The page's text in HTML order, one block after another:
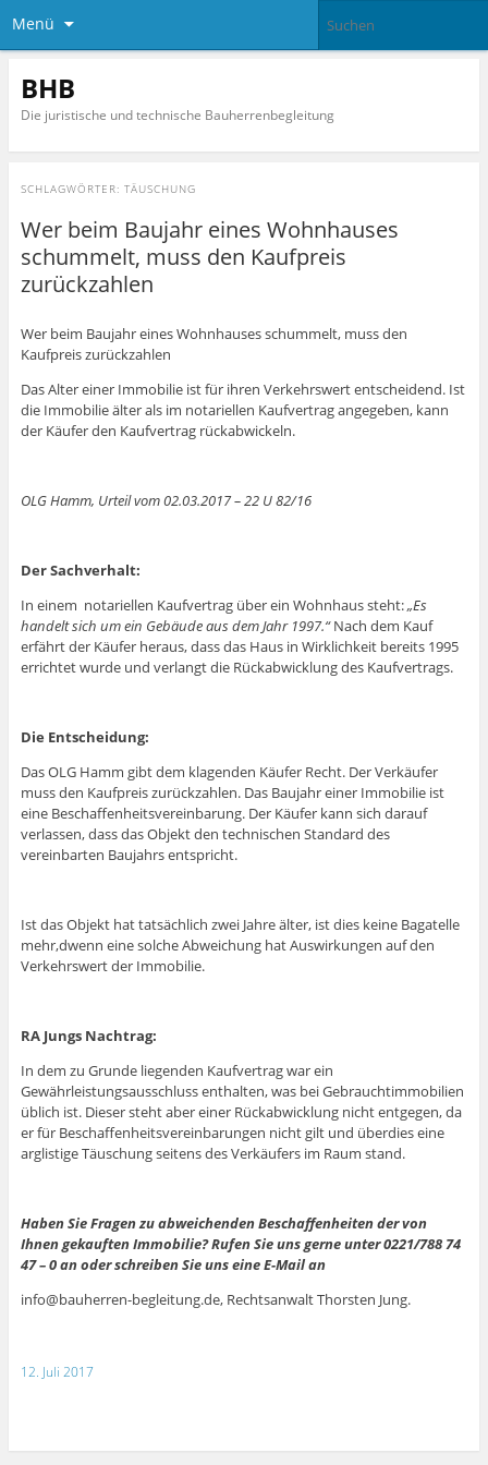
Menü
BHB
Die juristische und technische Bauherrenbegleitung
SCHLAGWÖRTER: TÄUSCHUNG
Wer beim Baujahr eines Wohnhauses
schummelt, muss den Kaufpreis
zurückzahlen
Wer beim Baujahr eines Wohnhauses schummelt, muss den
Kaufpreis zurückzahlen
Das Alter einer Immobilie ist für ihren Verkehrswert entscheidend. Ist
die Immobilie älter als im notariellen Kaufvertrag angegeben, kann
der Käufer den Kaufvertrag rückabwickeln.
OLGHamm, Urteil vom 02.03.2017 – 22 U 82/16
Der Sachverhalt:
In einem notariellen Kaufvertrag über ein Wohnhaus steht:„Es
handelt sich um ein Gebäude aus dem Jahr 1997.“Nach dem Kauf
erfährt der Käufer heraus, dass das Haus in Wirklichkeit bereits 1995
errichtet wurde und verlangt die Rückabwicklung des Kaufvertrags.
Die Entscheidung:
Das OLG Hamm gibt dem klagenden Käufer Recht. Der Verkäufer
muss den Kaufpreis zurückzahlen. Das Baujahr einer Immobilie ist
eine Beschaffenheitsvereinbarung. Der Käufer kann sich darauf
verlassen, dass das Objekt den technischen Standard des
vereinbarten Baujahrs entspricht.
Ist das Objekt hat tatsächlich zwei Jahre älter, ist dies keine Bagatelle
mehr,dwenn eine solche Abweichung hat Auswirkungen auf den
Verkehrswert der Immobilie.
RA Jungs Nachtrag:
In dem zu Grunde liegenden Kaufvertrag war ein
Gewährleistungsausschluss enthalten, was bei Gebrauchtimmobilien
üblich ist. Dieser steht aber einer Rückabwicklung nicht entgegen, da
er für Beschaffenheitsvereinbarungen nicht gilt und überdies eine
arglistige Täuschung seitens des Verkäufers im Raum stand.
Haben Sie Fragen zu abweichenden Beschaffenheiten der von
Ihnen gekauften Immobilie? Rufen Sie uns gerne unter 0221/788 74
47 – 0 an oder schreiben Sie uns eine E-Mail an
info@bauherren-begleitung.de, Rechtsanwalt Thorsten Jung.
12. Juli 2017